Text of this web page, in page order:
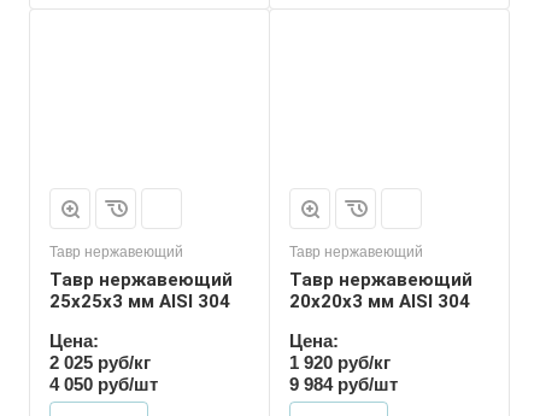
Тавр нержавеющий
Тавр нержавеющий
25х25х3 мм AISI 304
Цена:
2 025 руб/кг
4 050 руб/шт
Тавр нержавеющий
Тавр нержавеющий
20х20х3 мм AISI 304
Цена:
1 920 руб/кг
9 984 руб/шт